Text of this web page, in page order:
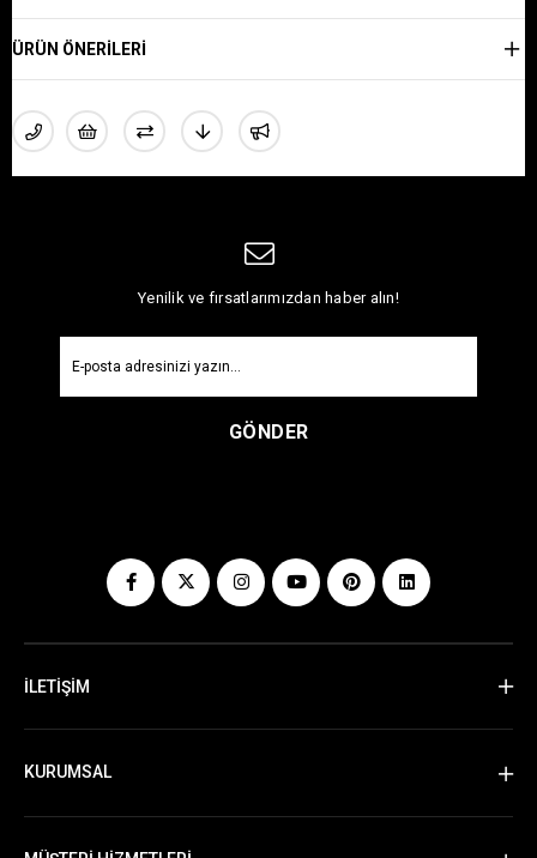
ÜRÜN ÖNERILERI
Yenilik ve fırsatlarımızdan haber alın!
GÖNDER
İLETİŞİM
KURUMSAL